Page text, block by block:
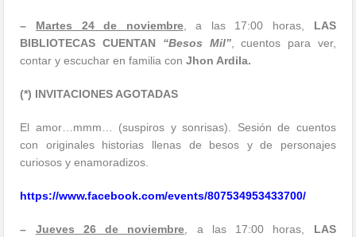
– Martes 24 de noviembre, a las 17:00 horas, LAS
BIBLIOTECAS CUENTAN
“Besos Mil”, cuentos para ver,
contar y escuchar en familia conJhon Ardila.
(*) INVITACIONES AGOTADAS
El amor…mmm… (suspiros y sonrisas). Sesión de cuentos
con originales historias llenas de besos y de personajes
curiosos y enamoradizos.
https://www.facebook.com/events/807534953433700/
– Jueves 26 de noviembre , a las 17:00 horas, LAS